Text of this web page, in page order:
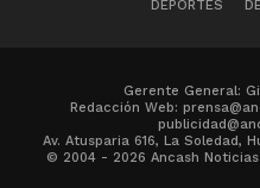
DEPORTES
Gerente General:
Redacción Web:
Av. Atusparia 616, La Soledad,
© 2004 - 2026 Ancash